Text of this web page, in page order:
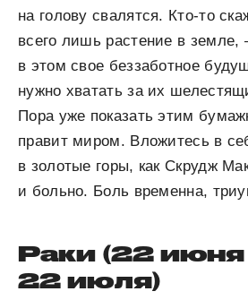
на голову свалятся. Кто-то
всего лишь растение в земле,
в этом свое беззаботное
нужно хватать за их
Пора уже показать этим
правит миром. Вложитесь в
в золотые горы, как Скрудж
и больно. Боль временна,
Раки (22
22 июля)